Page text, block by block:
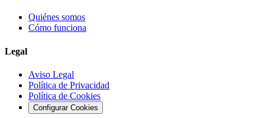
Quiénes somos
Cómo funciona
Legal
Aviso Legal
Política de Privacidad
Política de Cookies
Configurar Cookies